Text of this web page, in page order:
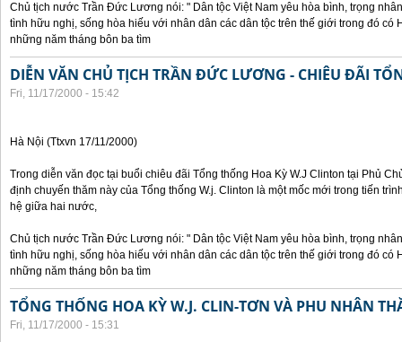
Chủ tịch nước Trần Đức Lương nói: " Dân tộc Việt Nam yêu hòa bình, trọng
tình hữu nghị, sống hòa hiếu với nhân dân các dân tộc trên thế giới trong đó có
những năm tháng bôn ba tìm
DIỄN VĂN CHỦ TỊCH TRẦN ĐỨC LƯƠNG - CHIÊU ĐÃI
Fri, 11/17/2000 - 15:42
Hà Nội (Ttxvn 17/11/2000)
Trong diễn văn đọc tại buổi chiêu đãi Tổng thống Hoa Kỳ W.J Clinton tại Phủ
định chuyến thăm này của Tổng thống W.j. Clinton là một mốc mới trong tiến
hệ giữa hai nước,
Chủ tịch nước Trần Đức Lương nói: " Dân tộc Việt Nam yêu hòa bình, trọng
tình hữu nghị, sống hòa hiếu với nhân dân các dân tộc trên thế giới trong đó có
những năm tháng bôn ba tìm
TỔNG THỐNG HOA KỲ W.J. CLIN-TƠN VÀ PHU NHÂN
Fri, 11/17/2000 - 15:31